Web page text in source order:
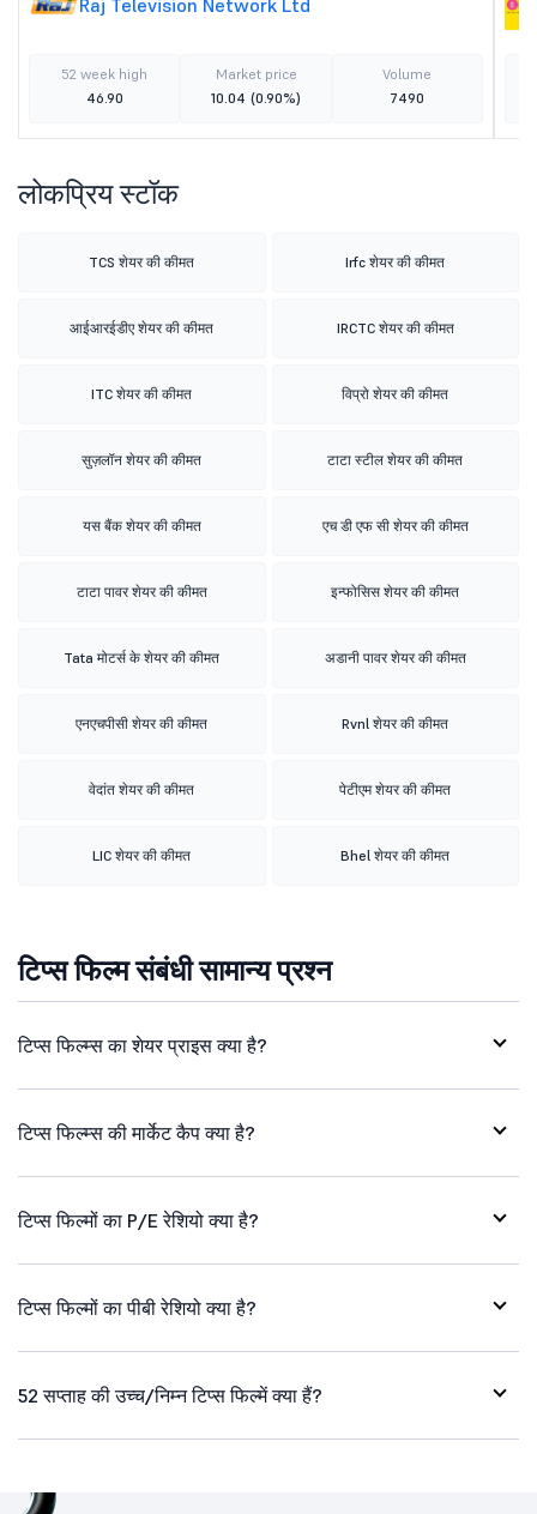
Raj Television Network Ltd
52 week high
46.90
Market price
10.04 (0.90%)
Volume
7490
लोकप्रिय स्टॉक
TCS शेयर की कीमत Irfc शेयर की कीमत
आईआरईडीए शेयर की कीमत IRCTC शेयर की कीमत
ITC शेयर की कीमत विप्रो शेयर की कीमत
सुज़लॉन शेयर की कीमत टाटा स्टील शेयर की कीमत
यस बैंक शेयर की कीमत एच डी एफ सी शेयर की कीमत
टाटा पावर शेयर की कीमत इन्फोसिस शेयर की कीमत
Tata मोटर्स के शेयर की कीमत अडानी पावर शेयर की कीमत
एनएचपीसी शेयर की कीमत Rvnl शेयर की कीमत
वेदांत शेयर की कीमत पेटीएम शेयर की कीमत
LIC शेयर की कीमत Bhel शेयर की कीमत
टिप्स फिल्म संबंधी सामान्य प्रश्न
टिप्स फिल्म्स का शेयर प्राइस क्या है?
टिप्स फिल्म्स की मार्केट कैप क्या है?
टिप्स फिल्मों का P/E रेशियो क्या है?
टिप्स फिल्मों का पीबी रेशियो क्या है?
52 सप्ताह की उच्च/निम्न टिप्स फिल्में क्या हैं?